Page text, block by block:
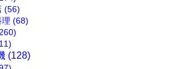
(56)
(68)
(128)